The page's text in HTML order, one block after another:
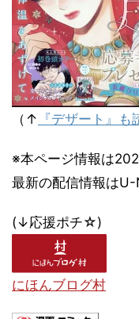
（↑ 『デザート』
※本ページ情報は
最新の配信情報はU-
(↓応援ポチ☆)
にほんブログ村